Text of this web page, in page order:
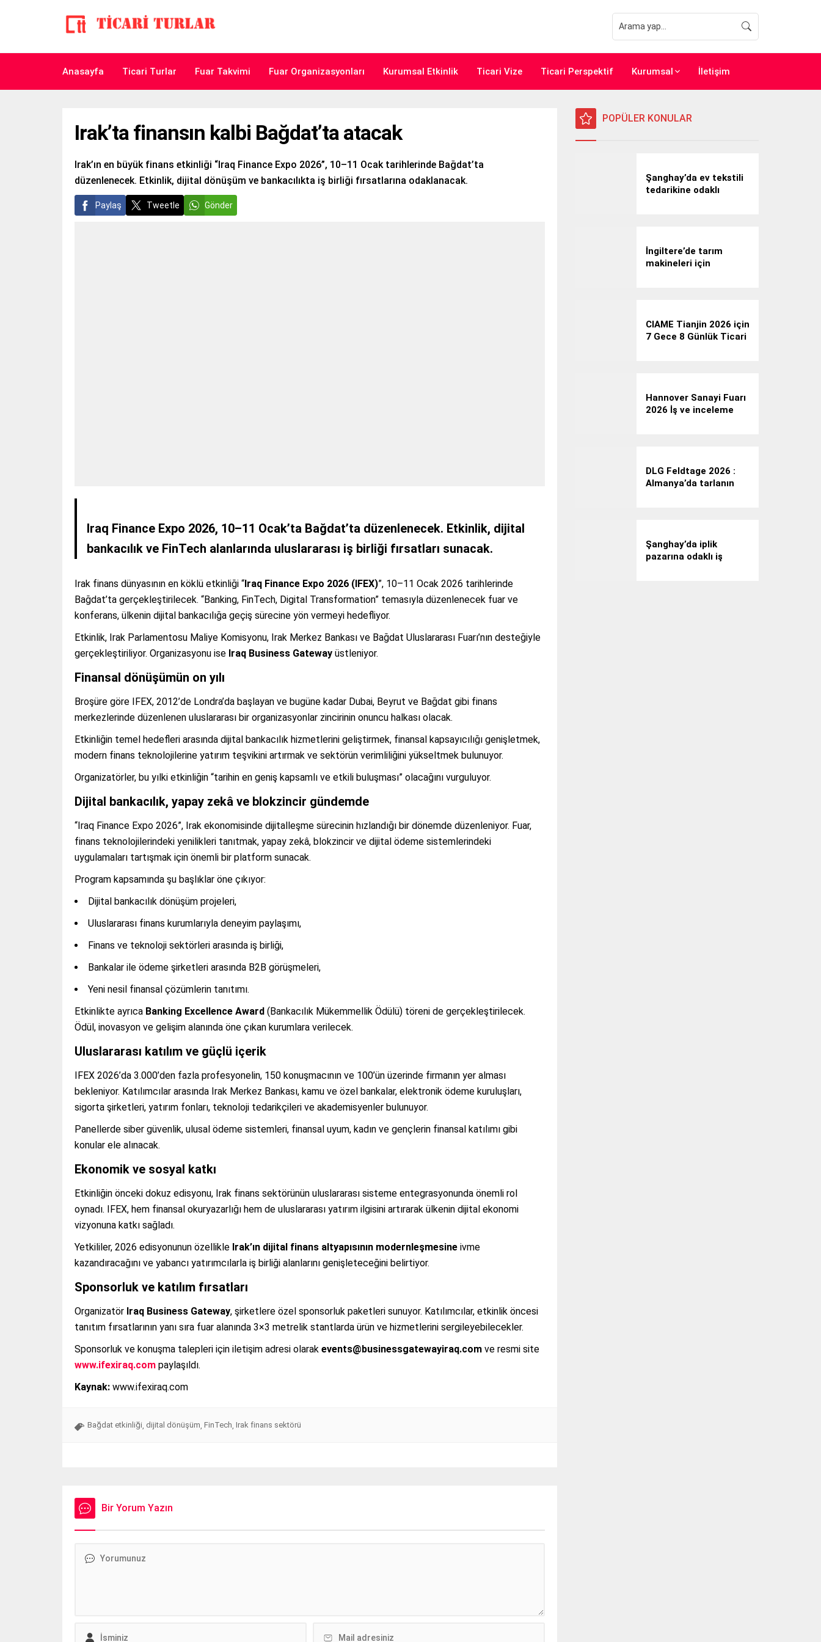
Anasayfa Ticari Turlar Fuar Takvimi Fuar Organizasyonları Kurumsal Etkinlik Ticari Vize Ticari Perspektif Kurumsal İletişim
Irak’ta finansın kalbi Bağdat’ta atacak
Irak’ın en büyük finans etkinliği “Iraq Finance Expo 2026”, 10–11 Ocak tarihlerinde Bağdat’ta
düzenlenecek. Etkinlik, dijital dönüşüm ve bankacılıkta iş birliği fırsatlarına odaklanacak.
Paylaş Tweetle Gönder
Iraq Finance Expo 2026, 10–11 Ocak’ta Bağdat’ta düzenlenecek. Etkinlik, dijital
bankacılık ve FinTech alanlarında uluslararası iş birliği fırsatları sunacak.
Irak finans dünyasının en köklü etkinliği “Iraq Finance Expo 2026 (IFEX)”, 10–11 Ocak 2026 tarihlerinde
Bağdat’ta gerçekleştirilecek. “Banking, FinTech, Digital Transformation” temasıyla düzenlenecek fuar ve
konferans, ülkenin dijital bankacılığa geçiş sürecine yön vermeyi hedefliyor.
Etkinlik, Irak Parlamentosu Maliye Komisyonu, Irak Merkez Bankası ve Bağdat Uluslararası Fuarı’nın desteğiyle
gerçekleştiriliyor. Organizasyonu ise Iraq Business Gateway üstleniyor.
Finansal dönüşümün on yılı
Broşüre göre IFEX, 2012’de Londra’da başlayan ve bugüne kadar Dubai, Beyrut ve Bağdat gibi finans
merkezlerinde düzenlenen uluslararası bir organizasyonlar zincirinin onuncu halkası olacak.
Etkinliğin temel hedefleri arasında dijital bankacılık hizmetlerini geliştirmek, finansal kapsayıcılığı genişletmek,
modern finans teknolojilerine yatırım teşvikini artırmak ve sektörün verimliliğini yükseltmek bulunuyor.
Organizatörler, bu yılki etkinliğin “tarihin en geniş kapsamlı ve etkili buluşması” olacağını vurguluyor.
Dijital bankacılık, yapay zekâ ve blokzincir gündemde
“Iraq Finance Expo 2026”, Irak ekonomisinde dijitalleşme sürecinin hızlandığı bir dönemde düzenleniyor. Fuar,
finans teknolojilerindeki yenilikleri tanıtmak, yapay zekâ, blokzincir ve dijital ödeme sistemlerindeki
uygulamaları tartışmak için önemli bir platform sunacak.
Program kapsamında şu başlıklar öne çıkıyor:
Dijital bankacılık dönüşüm projeleri,
Uluslararası finans kurumlarıyla deneyim paylaşımı,
Finans ve teknoloji sektörleri arasında iş birliği,
Bankalar ile ödeme şirketleri arasında B2B görüşmeleri,
Yeni nesil finansal çözümlerin tanıtımı.
Etkinlikte ayrıca Banking Excellence Award (Bankacılık Mükemmellik Ödülü) töreni de gerçekleştirilecek.
Ödül, inovasyon ve gelişim alanında öne çıkan kurumlara verilecek.
Uluslararası katılım ve güçlü içerik
IFEX 2026’da 3.000’den fazla profesyonelin, 150 konuşmacının ve 100’ün üzerinde firmanın yer alması
bekleniyor. Katılımcılar arasında Irak Merkez Bankası, kamu ve özel bankalar, elektronik ödeme kuruluşları,
sigorta şirketleri, yatırım fonları, teknoloji tedarikçileri ve akademisyenler bulunuyor.
Panellerde siber güvenlik, ulusal ödeme sistemleri, finansal uyum, kadın ve gençlerin finansal katılımı gibi
konular ele alınacak.
Ekonomik ve sosyal katkı
Etkinliğin önceki dokuz edisyonu, Irak finans sektörünün uluslararası sisteme entegrasyonunda önemli rol
oynadı. IFEX, hem finansal okuryazarlığı hem de uluslararası yatırım ilgisini artırarak ülkenin dijital ekonomi
vizyonuna katkı sağladı.
Yetkililer, 2026 edisyonunun özellikle Irak’ın dijital finans altyapısının modernleşmesine ivme
kazandıracağını ve yabancı yatırımcılarla iş birliği alanlarını genişleteceğini belirtiyor.
Sponsorluk ve katılım fırsatları
Organizatör Iraq Business Gateway, şirketlere özel sponsorluk paketleri sunuyor. Katılımcılar, etkinlik öncesi
tanıtım fırsatlarının yanı sıra fuar alanında 3×3 metrelik stantlarda ürün ve hizmetlerini sergileyebilecekler.
Sponsorluk ve konuşma talepleri için iletişim adresi olarak events@businessgatewayiraq.com ve resmi site
www.ifexiraq.com paylaşıldı.
Kaynak: www.ifexiraq.com
Bağdat etkinliği, dijital dönüşüm, FinTech, Irak finans sektörü
Bir Yorum Yazın
POPÜLER KONULAR
Şanghay’da ev tekstili
tedarikine odaklı
İngiltere’de tarım
makineleri için
CIAME Tianjin 2026 için
7 Gece 8 Günlük Ticari
Hannover Sanayi Fuarı
2026 İş ve inceleme
DLG Feldtage 2026 :
Almanya’da tarlanın
Şanghay’da iplik
pazarına odaklı iş